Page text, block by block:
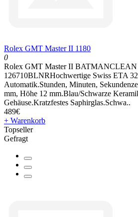
Rolex GMT Master II 1180
0
Rolex GMT Master II
126710BLNRHochwertige Swiss ETA
Automatik.Stunden, Minuten,
mm, Höhe 12 mm.Blau/Schwarze
Gehäuse.Kratzfestes Saphirglas.Schwa..
489€
+ Warenkorb
Topseller
Gefragt